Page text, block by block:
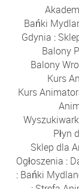
Bańki
Gdynia :
Balony
Balony
Kurs
Kurs
Płyn
Sklep dla
Ogłoszenia :
: Bańki